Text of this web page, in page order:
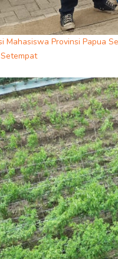
Mahasiswa Provinsi Papua